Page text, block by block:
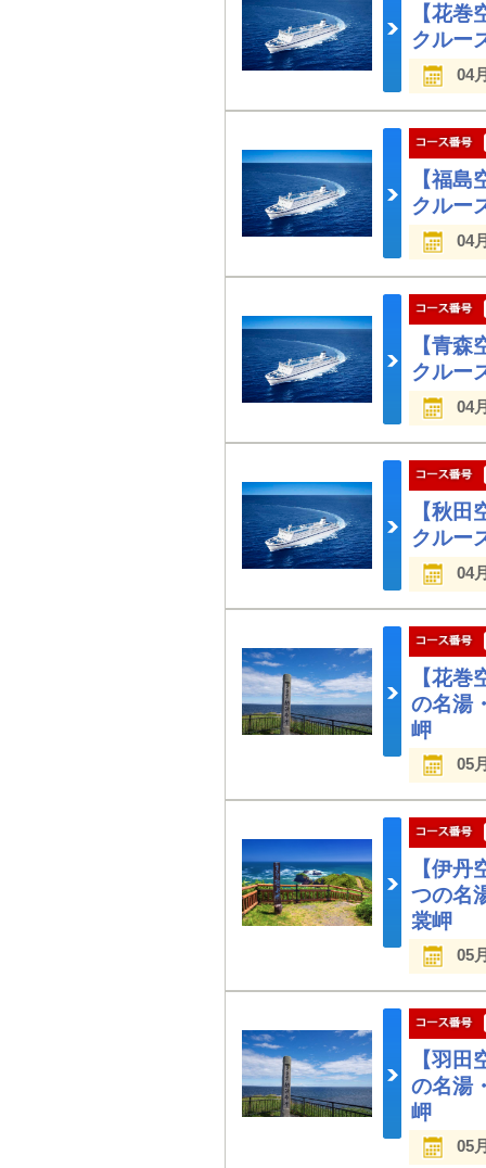
【花
クルー
04
【福
クルー
04
【青
クルー
04
【秋
クルー
04
【花
の名湯
岬
05
【伊
つの名
裳岬
05
【羽
の名湯
岬
05